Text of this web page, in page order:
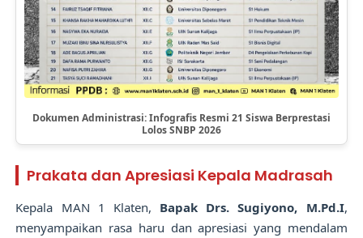
Dokumen Administrasi: Infografis Resmi 21 Siswa Berprestasi
Lolos SNBP 2026
Prakata dan Apresiasi Kepala Madrasah
Kepala MAN 1 Klaten, Bapak Drs. Sugiyono, M.Pd.I,
menyampaikan rasa haru dan apresiasi yang mendalam